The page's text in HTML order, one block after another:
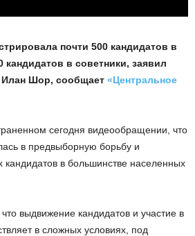
почти 500 кандидатов в
в советники, заявил
Илан Шор, сообщает «Центральное
сегодня видеообращении, что
в предвыборную борьбу и
кандидатов в большинстве населенных
выдвижение кандидатов и участие в
в сложных условиях, под